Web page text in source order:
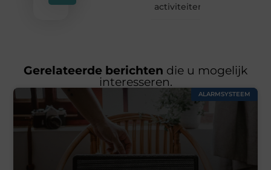
activiteiten
Gerelateerde berichten die u mogelijk
interesseren.
ALARMSYSTEEM